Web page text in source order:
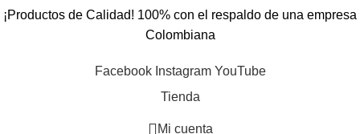
¡Productos de Calidad! 100% con el respaldo de una empresa
Colombiana
Facebook Instagram YouTube
Tienda
Mi cuenta